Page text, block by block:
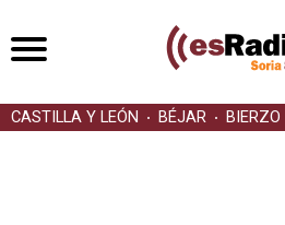
CASTILLA Y LEÓN BÉJAR BIERZO